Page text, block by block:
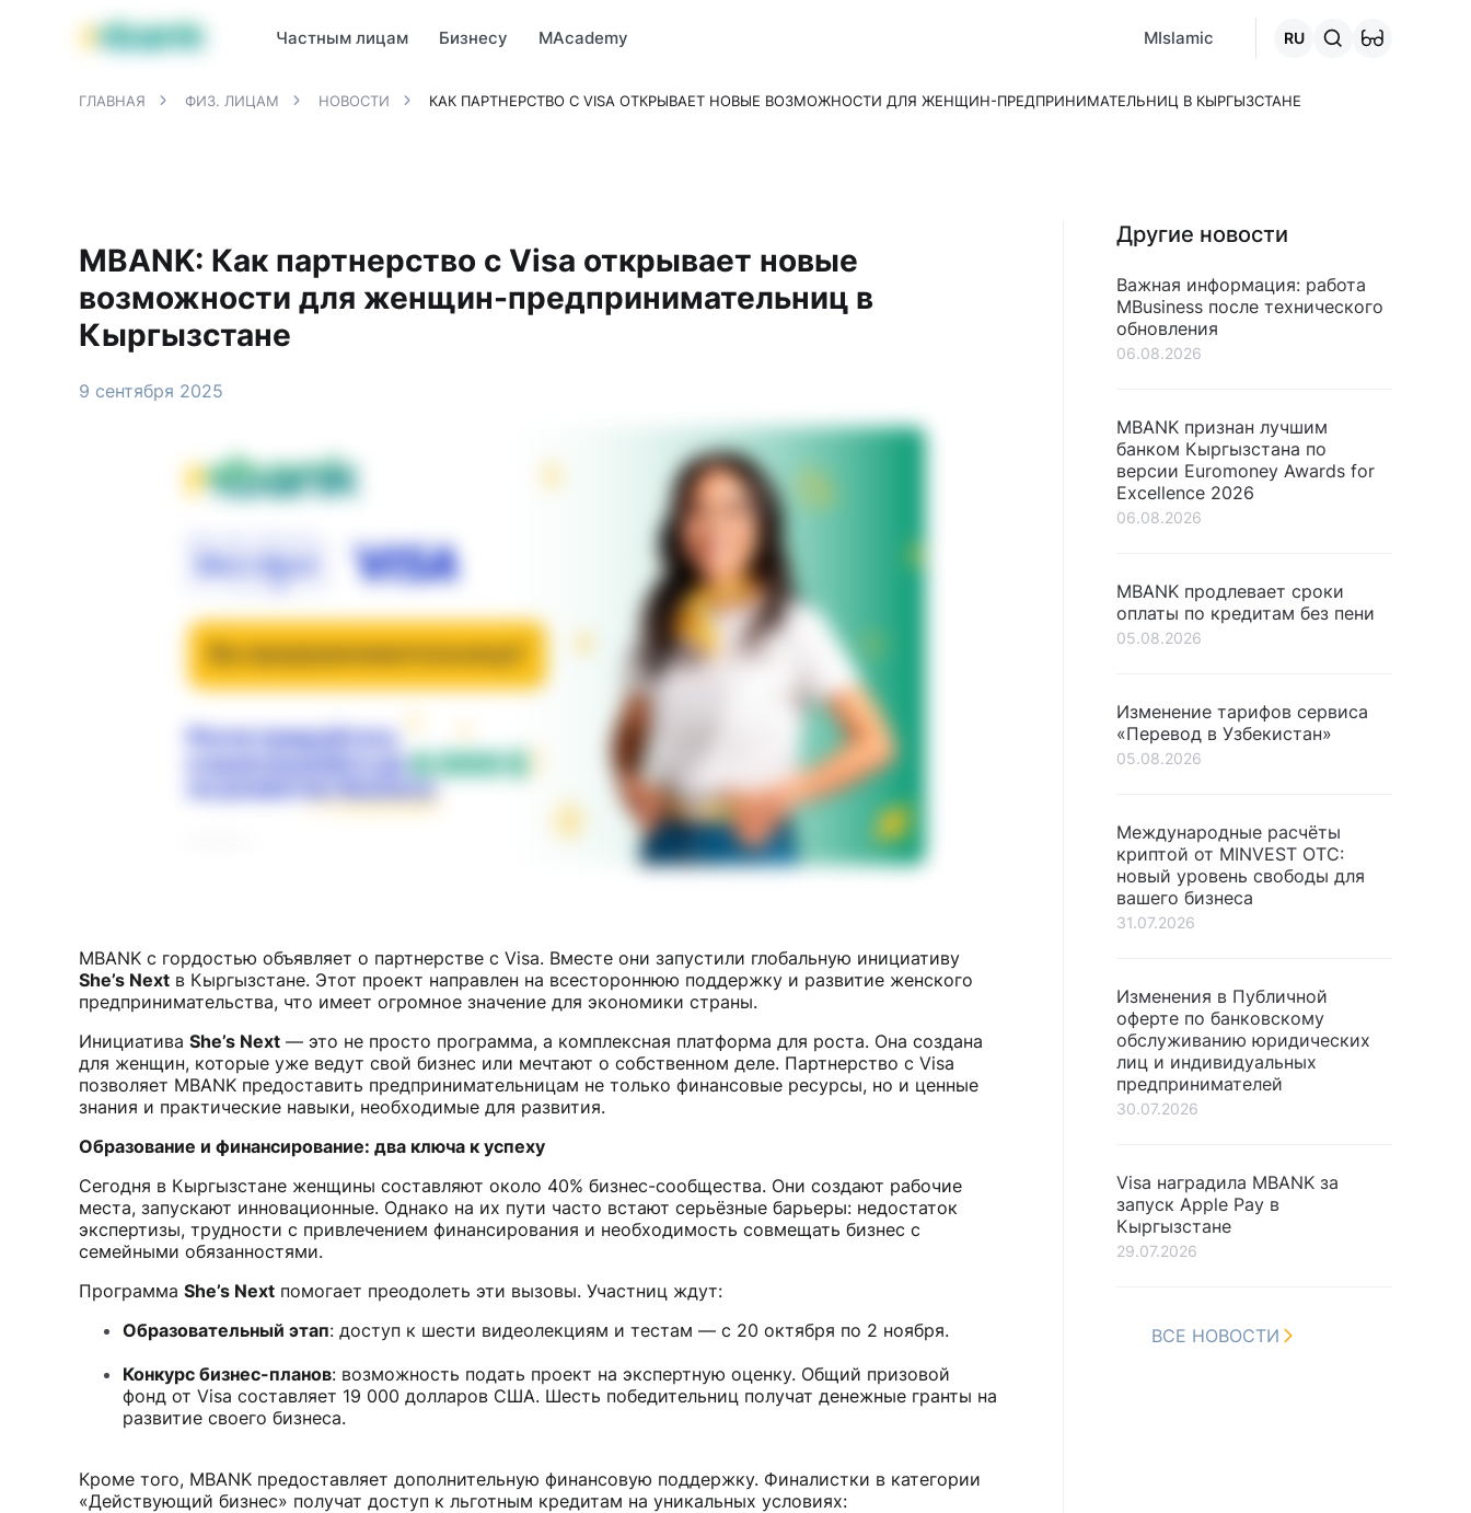
Продукты MBANK MJunior
Частным лицам Бизнесу MAcademy MIslamic RU
ГЛАВНАЯ ФИЗ. ЛИЦАМ НОВОСТИ КАК ПАРТНЕРСТВО С VISA ОТКРЫВАЕТ НОВЫЕ ВОЗМОЖНОСТИ ДЛЯ ЖЕНЩИН-ПРЕДПРИНИМАТЕЛЬНИЦ В КЫРГЫЗСТАНЕ
MBANK: Как партнерство с Visa открывает новые
возможности для женщин-предпринимательниц в
Кыргызстане
9 сентября 2025
MBANK с гордостью объявляет о партнерстве с Visa. Вместе они запустили глобальную инициативу
She’s Next в Кыргызстане. Этот проект направлен на всестороннюю поддержку и развитие женского
предпринимательства, что имеет огромное значение для экономики страны.
Инициатива She’s Next — это не просто программа, а комплексная платформа для роста. Она создана
для женщин, которые уже ведут свой бизнес или мечтают о собственном деле. Партнерство с Visa
позволяет MBANK предоставить предпринимательницам не только финансовые ресурсы, но и ценные
знания и практические навыки, необходимые для развития.
Образование и финансирование: два ключа к успеху
Сегодня в Кыргызстане женщины составляют около 40% бизнес-сообщества. Они создают рабочие
места, запускают инновационные. Однако на их пути часто встают серьёзные барьеры: недостаток
экспертизы, трудности с привлечением финансирования и необходимость совмещать бизнес с
семейными обязанностями.
Программа She’s Next помогает преодолеть эти вызовы. Участниц ждут:
Образовательный этап: доступ к шести видеолекциям и тестам — с 20 октября по 2 ноября.
Конкурс бизнес-планов: возможность подать проект на экспертную оценку. Общий призовой
фонд от Visa составляет 19 000 долларов США. Шесть победительниц получат денежные гранты на
развитие своего бизнеса.
Кроме того, MBANK предоставляет дополнительную финансовую поддержку. Финалистки в категории
«Действующий бизнес» получат доступ к льготным кредитам на уникальных условиях:
Другие новости
Важная информация: работа
MBusiness после технического
обновления
06.08.2026
MBANK признан лучшим
банком Кыргызстана по
версии Euromoney Awards for
Excellence 2026
06.08.2026
MBANK продлевает сроки
оплаты по кредитам без пени
05.08.2026
Изменение тарифов сервиса
«Перевод в Узбекистан»
05.08.2026
Международные расчёты
криптой от MINVEST OTC:
новый уровень свободы для
вашего бизнеса
31.07.2026
Изменения в Публичной
оферте по банковскому
обслуживанию юридических
лиц и индивидуальных
предпринимателей
30.07.2026
Visa наградила MBANK за
запуск Apple Pay в
Кыргызстане
29.07.2026
ВСЕ НОВОСТИ